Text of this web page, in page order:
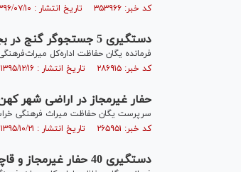
کد خبر: ۳۵۳۹۶۶ تاریخ انتشار : ۱۳۹۶/۰۷/۱۰
دستگیری 5 جستجوگر گنج در بجنورد
فرمانده یگان حفاظت اداره‌کل میراث‌فرهنگی، خراسان شمالی از دستگیری 5
کد خبر: ۲۸۶۹۱۵ تاریخ انتشار : ۱۳۹۵/۱۲/۱۶
حفار غیرمجاز در اراضی شهر
سرپرست یگان حفاظت میراث فرهنگی
کد خبر: ۲۶۵۹۵۱ تاریخ انتشار : ۱۳۹۵/۱۰/۲۱
دستگيری 40 حفار غيرمجاز و قاچاقچی اشياء عتيقه